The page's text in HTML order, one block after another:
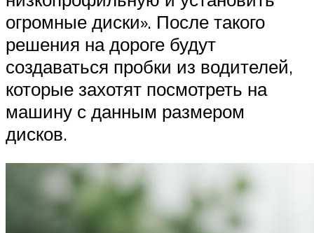
огромные диски». После такого
решения на дороге будут
создаваться пробки из водителей,
которые захотят посмотреть на
машину с данным размером
дисков.